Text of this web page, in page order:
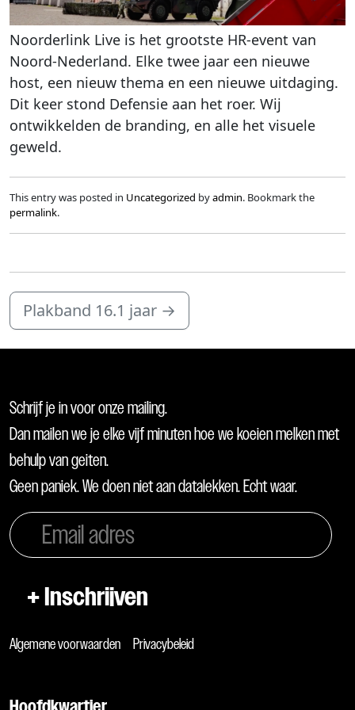
Noorderlink Live is het grootste HR-event van
Noord-Nederland. Elke twee jaar een nieuwe
host, een nieuw thema en een nieuwe uitdaging.
Dit keer stond Defensie aan het roer. Wij
ontwikkelden de branding, en alle het visuele
geweld.
This entry was posted in Uncategorized byadmin. Bookmark the
permalink.
Plakband 16.1 jaar →
Schrijf je in voor onze mailing.
Dan mailen we je elke vijf minuten hoe we koeien melken met
behulp van geiten.
Geen paniek. We doen niet aan datalekken. Echt waar.
Algemene voorwaarden Privacybeleid